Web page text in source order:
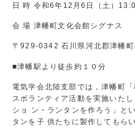
日 時 令和6年12月6日（土）
会 場 津幡町文化会館シグナス
〒929-0342 石川県河北郡津幡
■津幡駅より徒歩約１０分
電気学会北陸支部では，津幡町
スボランティア活動を実施いた
ショ ン・ランタンを作ろう」と
タンを子 供たちに製作してもらい